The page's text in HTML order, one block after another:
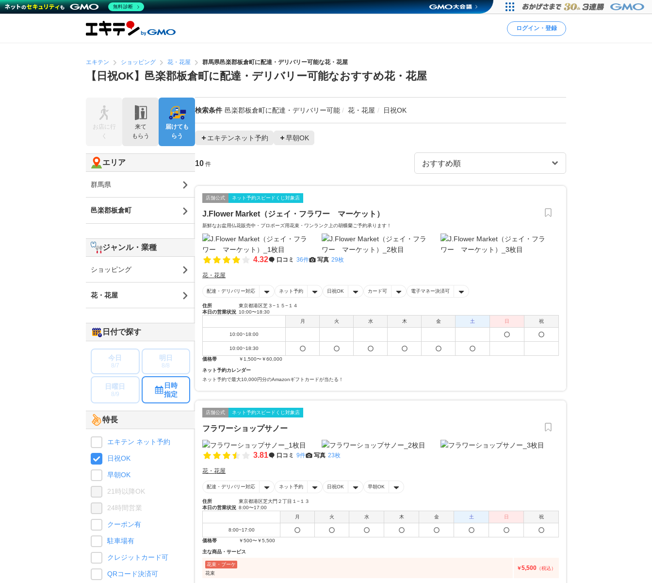
ログイン・登録
エキテン ショッピング 花・花屋 群馬県邑楽郡板倉町に配達・デリバリー可能な花・花屋
【日祝OK】邑楽郡板倉町に配達・デリバリー可能なおすすめ花・花屋
検索条件 邑楽郡板倉町に配達・デリバリー可能 花・花屋 日祝OK
エキテンネット予約 早朝OK
10 件
店舗公式 ネット予約スピードくじ対象店
J.Flower Market（ジェイ・フラワー マーケット）
新鮮なお盆用仏花販売中・プロポーズ用花束・ワンランク上の胡蝶蘭ご予約承ります！
4.32 口コミ 36件 写真 29枚
花・花屋
配達・デリバリー対応 ネット予約 日祝OK カード可 電子マネー決済可
住所
東京都港区芝３−１５−１４
本日の営業状況 10:00〜18:30
月
火 水 木 金 土 日 祝
10:00~18:00
10:00~18:30
価格帯
￥1,500〜￥60,000
ネット予約カレンダー
ネット予約で最大10,000円分のAmazonギフトカードが当たる！
店舗公式 ネット予約スピードくじ対象店
フラワーショップサノー
3.81 口コミ 9件 写真 23枚
花・花屋
配達・デリバリー対応 ネット予約 日祝OK 早朝OK
住所
東京都港区芝大門２丁目１−１３
本日の営業状況 8:00〜17:00
月
火 水 木 金 土 日 祝
8:00~17:00
価格帯
￥500〜￥5,500
主な商品・サービス
花束・ブーケ
花束
￥5,500 （税込）
お店に行
く
来て
もらう
届けても
らう
エリア
群馬県
邑楽郡板倉町
ジャンル・業種
ショッピング
花・花屋
日付で探す
今日
8/7
明日
8/8
日曜日
8/9
日時
指定
特長
エキテン ネット予約
日祝OK
早朝OK
21時以降OK
24時間営業
クーポン有
駐車場有
クレジットカード可
QRコード決済可
無料診断